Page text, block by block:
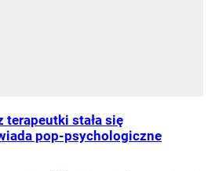
terapeutki stała się
pop-psychologiczne